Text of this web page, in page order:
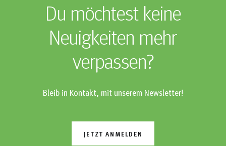
Du möchtest keine
Neuigkeiten mehr
verpassen?
Bleib in Kontakt, mit unserem Newsletter!
JETZT ANMELDEN